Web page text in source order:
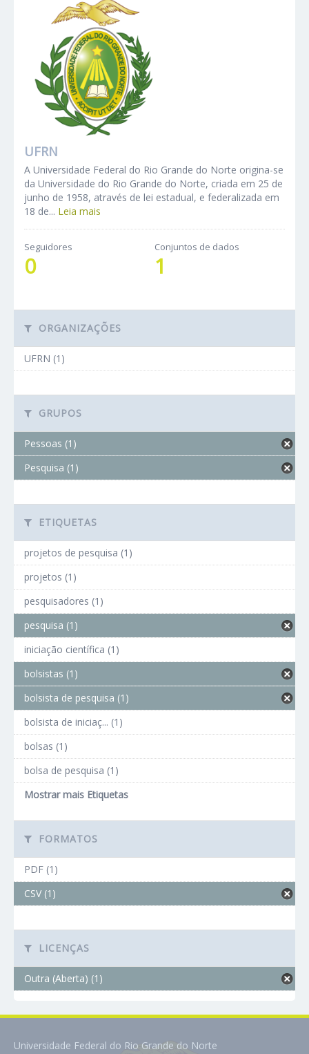
UFRN
A Universidade Federal do Rio Grande do Norte origina-se
da Universidade do Rio Grande do Norte, criada em 25 de
junho de 1958, através de lei estadual, e federalizada em
18 de... Leia mais
Seguidores
0
Conjuntos de dados
1
ORGANIZAÇÕES
UFRN (1)
GRUPOS
Pessoas (1)
Pesquisa (1)
ETIQUETAS
projetos de pesquisa (1)
projetos (1)
pesquisadores (1)
pesquisa (1)
iniciação científica (1)
bolsistas (1)
bolsista de pesquisa (1)
bolsista de iniciaç... (1)
bolsas (1)
bolsa de pesquisa (1)
Mostrar mais Etiquetas
FORMATOS
PDF (1)
CSV (1)
LICENÇAS
Outra (Aberta) (1)
Universidade Federal do Rio Grande do Norte